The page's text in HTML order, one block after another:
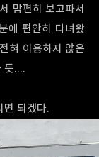
맘편히 보고파서
에 편안히 다녀왔
혀 이용하지 않은
듯....
면 되겠다.